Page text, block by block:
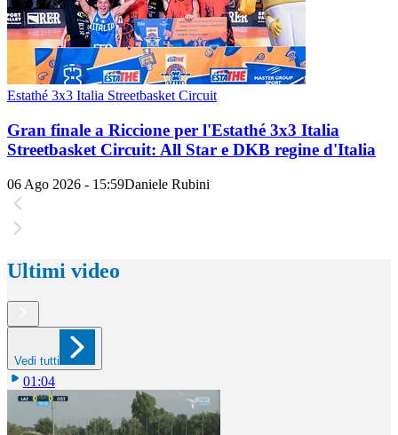
Estathé 3x3 Italia Streetbasket Circuit
Gran finale a Riccione per l'Estathé 3x3 Italia
Streetbasket Circuit: All Star e DKB regine d'Italia
06 Ago 2026 - 15:59Daniele Rubini
Ultimi video
Vedi tutti
01:04